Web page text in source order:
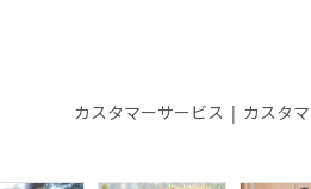
カスタマーサービス | カスタ